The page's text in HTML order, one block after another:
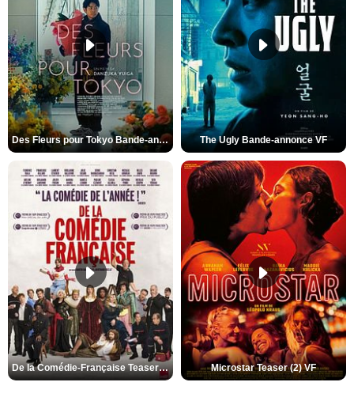
Des Fleurs pour Tokyo Bande-annonce VO STFR The Ugly Bande-annonce VF
De la Comédie-Française Teaser (3) VF Microstar Teaser (2) VF